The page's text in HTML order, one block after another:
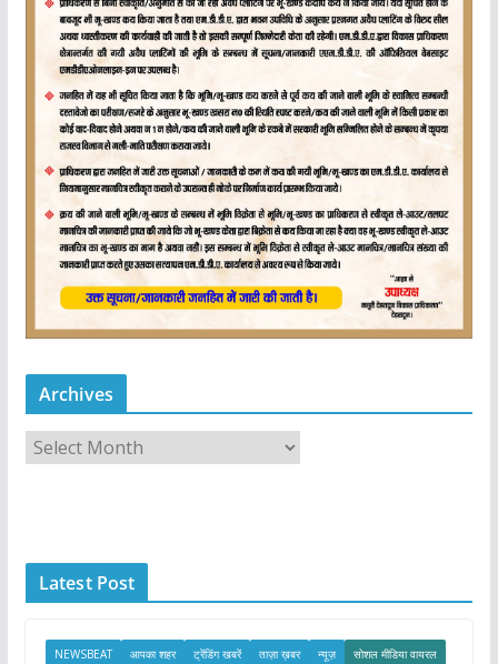
Archives
r
e
Latest Post
NEWSBEAT आपका शहर ट्रेंडिंग खबरें ताज़ा ख़बर न्यूज़ सोशल मीडिया वायरल